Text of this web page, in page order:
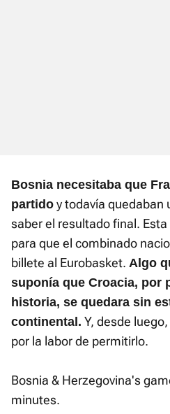
Bosnia necesitaba que
partido y todavía quedaban
saber el resultado final.
para que el combinado
billete al Eurobasket. Algo
suponía que Croacia, por
historia, se quedara sin
continental. Y, desde
por la labor de permitirlo.
Bosnia & Herzegovina's
minutes.